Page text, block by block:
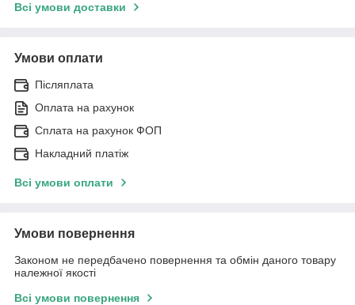
Всі умови доставки
Умови оплати
Післяплата
Оплата на рахунок
Сплата на рахунок ФОП
Накладний платіж
Всі умови оплати
Умови повернення
Законом не передбачено повернення та обмін даного товару
належної якості
Всі умови повернення